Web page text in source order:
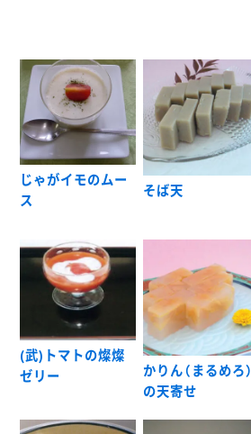
じゃがイモのムー
ス
そば天
(武)トマトの燦燦
ゼリー
かりん（まるめろ）
の天寄せ